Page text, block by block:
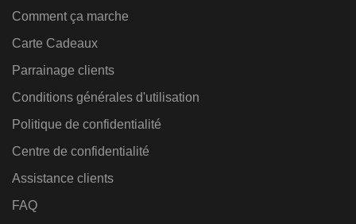
Comment ça marche
Carte Cadeaux
Parrainage clients
Conditions générales d'utilisation
Politique de confidentialité
Centre de confidentialité
Assistance clients
FAQ